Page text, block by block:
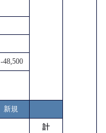
-48,500
新規
計